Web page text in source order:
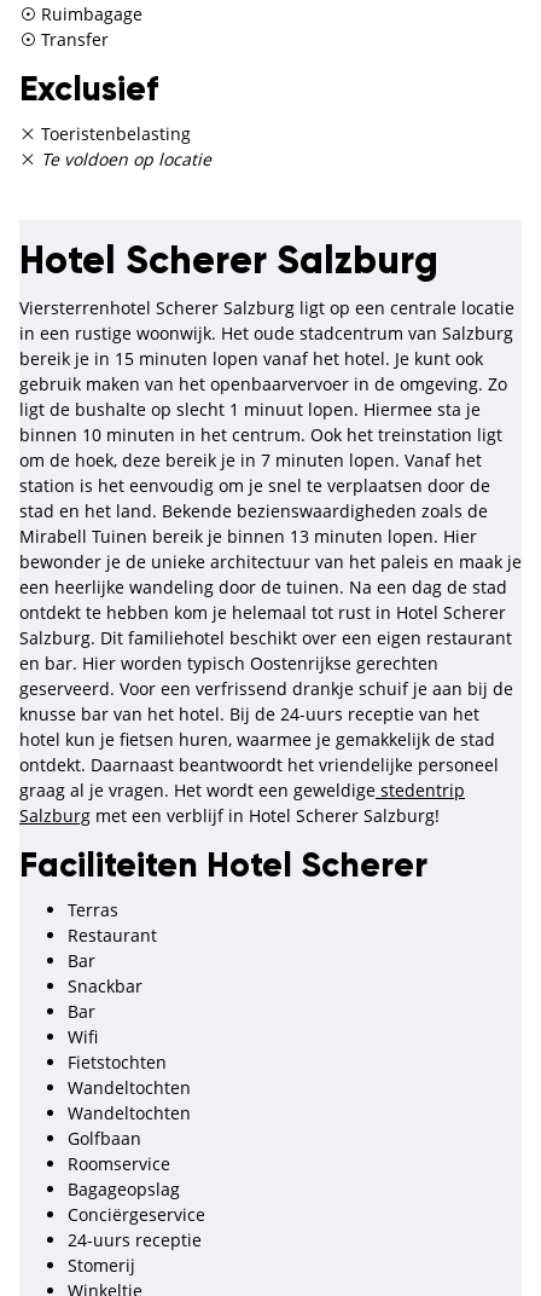
Ruimbagage
Transfer
Exclusief
Toeristenbelasting
Te voldoen op locatie
Hotel Scherer Salzburg
Viersterrenhotel Scherer Salzburg ligt op een centrale locatie
in een rustige woonwijk. Het oude stadcentrum van Salzburg
bereik je in 15 minuten lopen vanaf het hotel. Je kunt ook
gebruik maken van het openbaarvervoer in de omgeving. Zo
ligt de bushalte op slecht 1 minuut lopen. Hiermee sta je
binnen 10 minuten in het centrum. Ook het treinstation ligt
om de hoek, deze bereik je in 7 minuten lopen. Vanaf het
station is het eenvoudig om je snel te verplaatsen door de
stad en het land. Bekende bezienswaardigheden zoals de
Mirabell Tuinen bereik je binnen 13 minuten lopen. Hier
bewonder je de unieke architectuur van het paleis en maak je
een heerlijke wandeling door de tuinen. Na een dag de stad
ontdekt te hebben kom je helemaal tot rust in Hotel Scherer
Salzburg. Dit familiehotel beschikt over een eigen restaurant
en bar. Hier worden typisch Oostenrijkse gerechten
geserveerd. Voor een verfrissend drankje schuif je aan bij de
knusse bar van het hotel. Bij de 24-uurs receptie van het
hotel kun je fietsen huren, waarmee je gemakkelijk de stad
ontdekt. Daarnaast beantwoordt het vriendelijke personeel
graag al je vragen. Het wordt een geweldige stedentrip
Salzburg met een verblijf in Hotel Scherer Salzburg!
Faciliteiten Hotel Scherer
Terras
Restaurant
Bar
Snackbar
Bar
Wifi
Fietstochten
Wandeltochten
Wandeltochten
Golfbaan
Roomservice
Bagageopslag
Conciërgeservice
24-uurs receptie
Stomerij
Winkeltje